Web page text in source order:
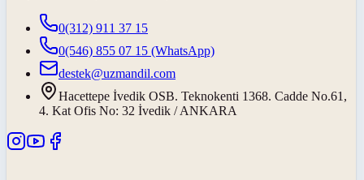
0(312) 911 37 15
0(546) 855 07 15 (WhatsApp)
destek@uzmandil.com
Hacettepe İvedik OSB. Teknokenti 1368. Cadde No.61,
4. Kat Ofis No: 32 İvedik / ANKARA